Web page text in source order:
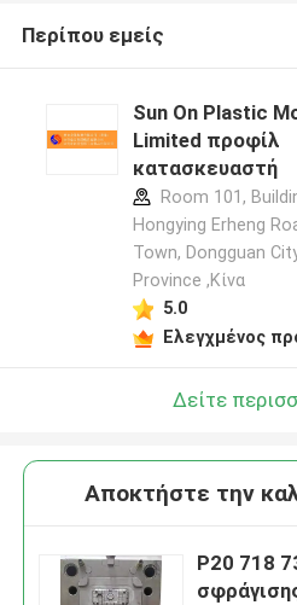
Περίπου εμείς
Sun On Plastic
Limited προφίλ
κατασκευαστή
Room 101,
Hongying Erheng
Town, Dongguan
Province ,Κίνα
5.0
Ελεγχμένος
Δείτε
Αποκτήστε την
P20 718